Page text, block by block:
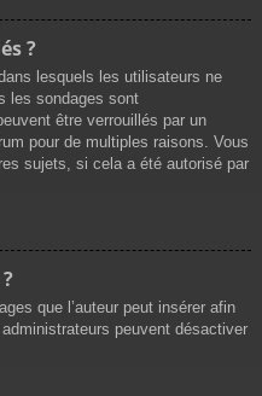
?
lesquels les utilisateurs ne
les sondages sont
être verrouillés par un
pour de multiples raisons. Vous
sujets, si cela a été autorisé par
que l’auteur peut insérer afin
peuvent désactiver